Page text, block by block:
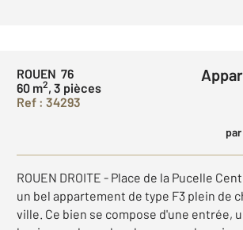
ROUEN 76
60 m2, 3 pièces
Ref : 34293
ROUEN DROITE - Place de la Pucelle
un bel appartement de type F3 plein de
ville. Ce bien se compose d'une entrée,